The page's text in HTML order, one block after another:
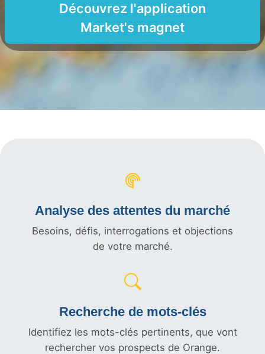
Découvrez l'application
Market's magnet
Analyse des attentes du marché
Besoins, défis, interrogations et objections
de votre marché.
Recherche de mots-clés
Identifiez les mots-clés pertinents, que vont
rechercher vos prospects de Orange.